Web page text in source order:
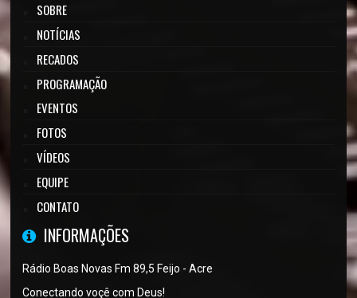
SOBRE
NOTÍCIAS
RECADOS
PROGRAMAÇÃO
EVENTOS
FOTOS
VÍDEOS
EQUIPE
CONTATO
INFORMAÇÕES
Rádio Boas Novas Fm 89,5 Feijo - Acre
Conectando voçê com Deus!